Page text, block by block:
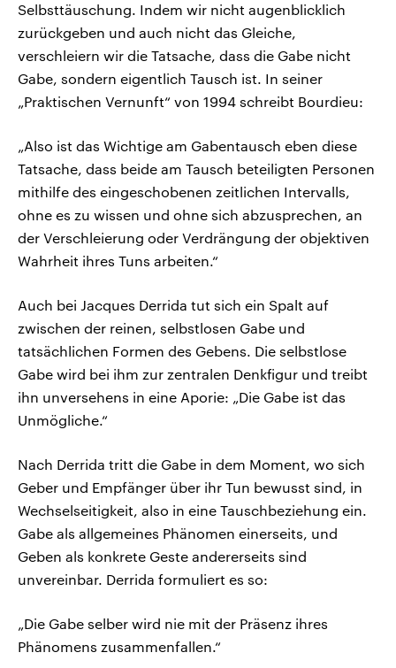
Selbsttäuschung. Indem wir nicht augenblicklich
zurückgeben und auch nicht das Gleiche,
verschleiern wir die Tatsache, dass die Gabe nicht
Gabe, sondern eigentlich Tausch ist. In seiner
„Praktischen Vernunft“ von 1994 schreibt Bourdieu:
„Also ist das Wichtige am Gabentausch eben diese
Tatsache, dass beide am Tausch beteiligten Personen
mithilfe des eingeschobenen zeitlichen Intervalls,
ohne es zu wissen und ohne sich abzusprechen, an
der Verschleierung oder Verdrängung der objektiven
Wahrheit ihres Tuns arbeiten.“
Auch bei Jacques Derrida tut sich ein Spalt auf
zwischen der reinen, selbstlosen Gabe und
tatsächlichen Formen des Gebens. Die selbstlose
Gabe wird bei ihm zur zentralen Denkfigur und treibt
ihn unversehens in eine Aporie: „Die Gabe ist das
Unmögliche.“
Nach Derrida tritt die Gabe in dem Moment, wo sich
Geber und Empfänger über ihr Tun bewusst sind, in
Wechselseitigkeit, also in eine Tauschbeziehung ein.
Gabe als allgemeines Phänomen einerseits, und
Geben als konkrete Geste andererseits sind
unvereinbar. Derrida formuliert es so:
„Die Gabe selber wird nie mit der Präsenz ihres
Phänomens zusammenfallen.“